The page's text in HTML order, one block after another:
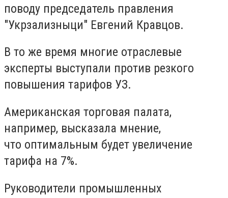
поводу председатель правления
"Укрзализныци" Евгений Кравцов.
В то же время многие отраслевые
эксперты выступали против резкого
повышения тарифов УЗ.
Американская торговая палата,
например, высказала мнение,
что оптимальным будет увеличение
тарифа на 7%.
Руководители промышленных